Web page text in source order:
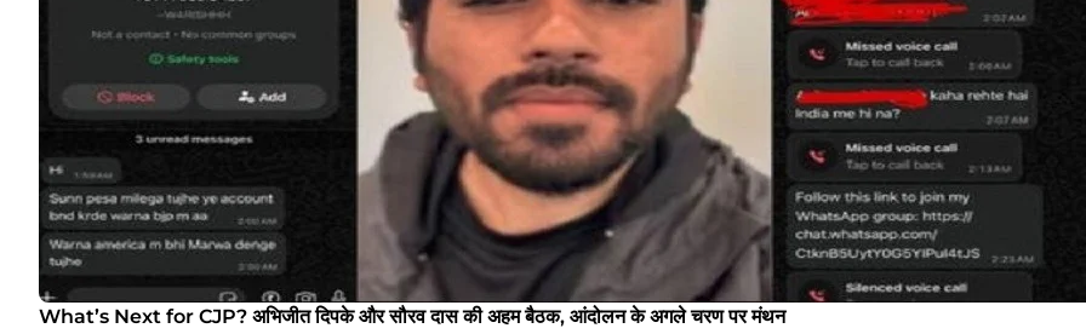
What’s Next for CJP? अभिजीत दिपके और सौरव दास की अहम बैठक, आंदोलन के अगले चरण पर मंथन